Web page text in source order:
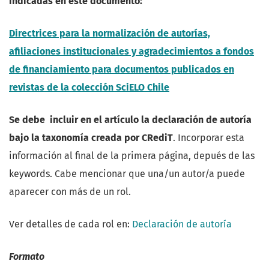
Directrices para la normalización de autorías,
afiliaciones institucionales y agradecimientos a fondos
de financiamiento para documentos publicados en
revistas de la colección SciELO Chile
Se debe incluir en el artículo la declaración de autoría
bajo la taxonomía creada por CRediT. Incorporar esta
información al final de la primera página, depués de las
keywords. Cabe mencionar que una/un autor/a puede
aparecer con más de un rol.
Ver detalles de cada rol en: Declaración de autoría
Formato